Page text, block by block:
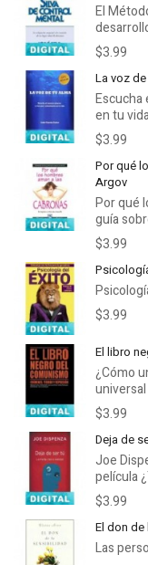
El
$3.99
La voz
Escucha
en tu
$3.99
Por qué
Argov
Por qué
guía
$3.99
$3.99
El libro
¿Cómo
$3.99
Deja de
Joe
película
$3.99
El don
Las